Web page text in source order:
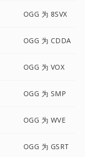
OGG 为 8SVX
OGG 为 CDDA
OGG 为 VOX
OGG 为 SMP
OGG 为 WVE
OGG 为 GSRT